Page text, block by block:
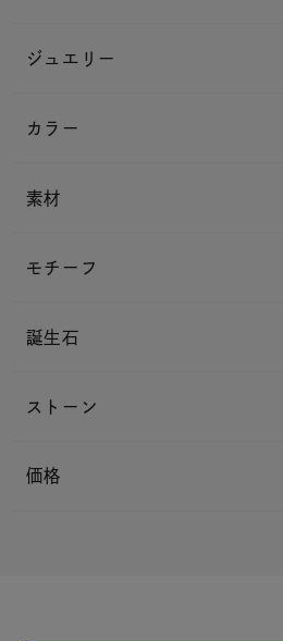
ジュエリー
カラー
素材
モチーフ
誕生石
ストーン
価格